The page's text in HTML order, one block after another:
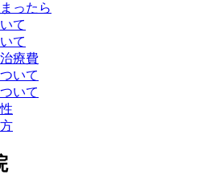
ったら
て
て
療費
いて
いて